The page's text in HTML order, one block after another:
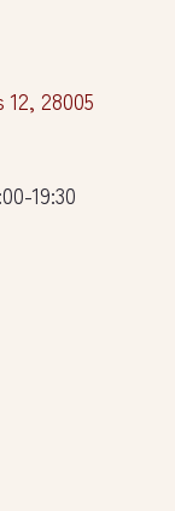
28005
19:30